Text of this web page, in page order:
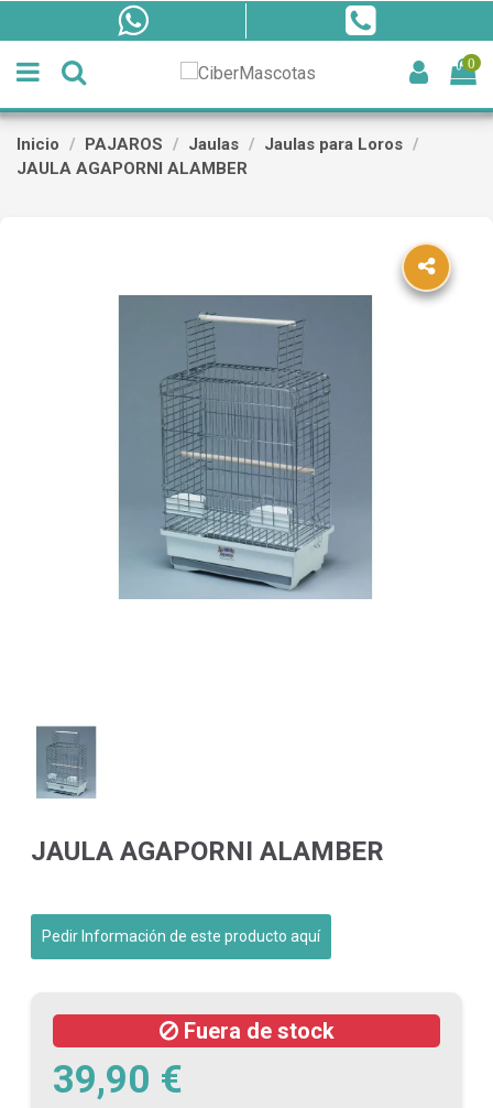
0
Inicio PAJAROS Jaulas
Jaulas para Loros
JAULA AGAPORNI ALAMBER
JAULA AGAPORNI ALAMBER
Pedir Información de este producto aquí
Fuera de stock
39,90 €